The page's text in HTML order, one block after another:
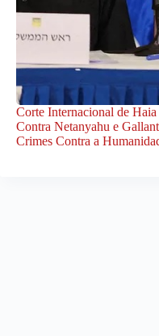
Corte Internacional de
Contra Netanyahu e
Crimes Contra a